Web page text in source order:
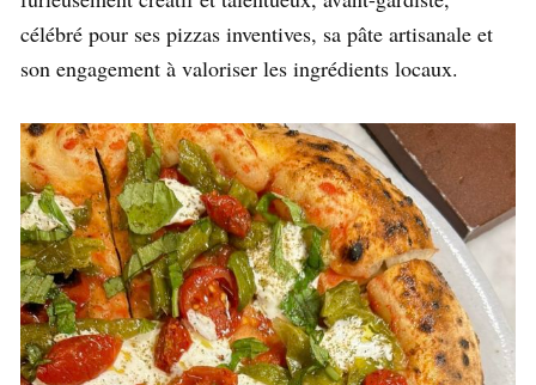
célébré pour ses pizzas inventives, sa pâte artisanale et
son engagement à valoriser les ingrédients locaux.